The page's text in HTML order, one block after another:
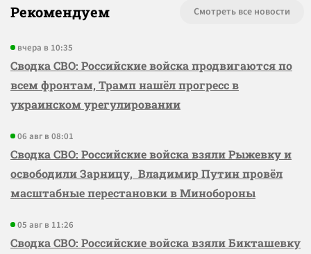
Рекомендуем Смотреть все новости
вчера в 10:35
Сводка СВО: Российские войска продвигаются по
всем фронтам, Трамп нашёл прогресс в
украинском урегулировании
06 авг в 08:01
Сводка СВО: Российские войска взяли Рыжевку и
освободили Зарницу, Владимир Путин провёл
масштабные перестановки в Минобороны
05 авг в 11:26
Сводка СВО: Российские войска взяли Бикташевку